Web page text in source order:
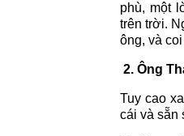
phù, một
trên trời.
ông, và
2. Ông
Tuy cao
cái và sẵn